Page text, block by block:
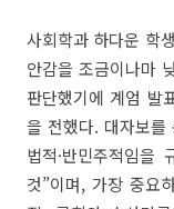
사회학과 하다운 학
안감을 조금이나마
판단했기에 계엄 발
을 전했다. 대자보를
법적·반민주적임을
것”이며, 가장 중요